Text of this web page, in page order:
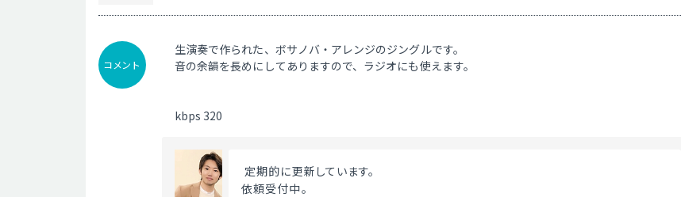
コメント
生演奏で作られた、ボサノバ・アレンジのジングルです。
音の余韻を長めにしてありますので、ラジオにも使えます。
kbps 320
定期的に更新しています。
依頼受付中。